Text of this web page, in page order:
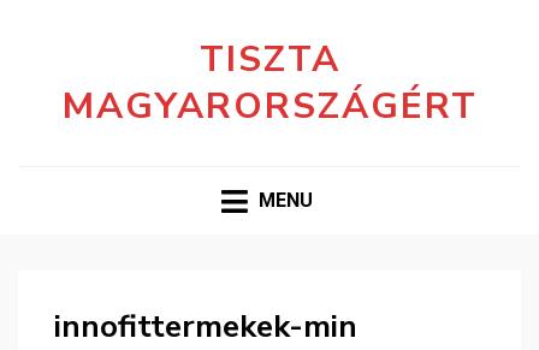
TISZTA
MAGYARORSZÁGÉRT
MENU
innofittermekek-min